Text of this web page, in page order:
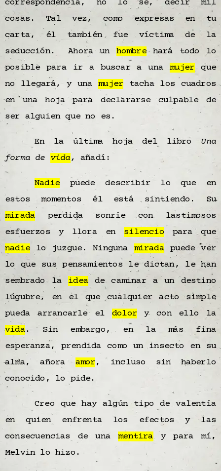
correspondencia, no lo sé, decir mil
cosas. Tal vez, como expresas en tu
carta, él también fue víctima de la
seducción. Ahora un hombrehará todo lo
posible para ir a buscar a una mujerque
no llegará, y unamujer tacha los cuadros
en una hoja para declararse culpable de
ser alguien que no es.
En la última hoja del libro Una
forma de vida,añadí:
Nadiepuede describir lo que en
estos momentos él está sintiendo. Su
mirada perdida sonríe con lastimosos
esfuerzos y llora en silencio para que
nadielo juzgue. Ninguna miradapuede ver
lo que sus pensamientos le dictan, le han
sembrado la ideade caminar a un destino
lúgubre, en el que cualquier acto simple
pueda arrancarle el dolory con ello la
vida. Sin embargo, en la más fina
esperanza, prendida como un insecto en su
alma, añora amor, incluso sin haberlo
conocido, lo pide.
Creo que hay algún tipo de valentía
en quien enfrenta los efectos y las
consecuencias de unamentiray para mí,
Melvin lo hizo.